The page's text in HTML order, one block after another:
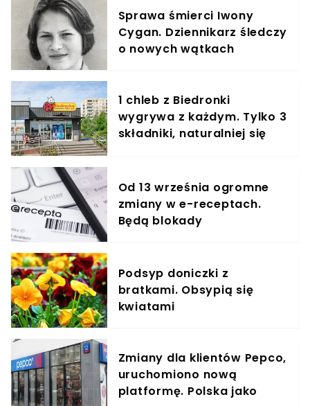
Sprawa śmierci Iwony
Cygan. Dziennikarz śledczy
o nowych wątkach
1 chleb z Biedronki
wygrywa z każdym. Tylko 3
składniki, naturalniej się
Od 13 września ogromne
zmiany w e-receptach.
Będą blokady
Podsyp doniczki z
bratkami. Obsypią się
kwiatami
Zmiany dla klientów Pepco,
uruchomiono nową
platformę. Polska jako